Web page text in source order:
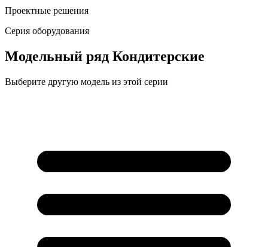
Проектные решения
Серия оборудования
Модельный ряд Кондитерские
Выберите другую модель из этой серии